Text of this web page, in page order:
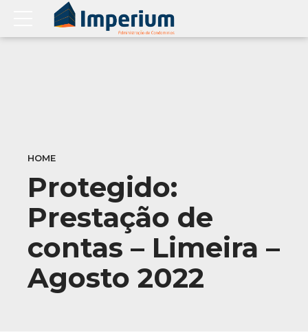
HOME
Protegido:
Prestação de
contas – Limeira –
Agosto 2022